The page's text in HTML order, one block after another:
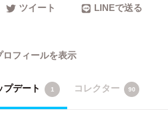
ツイート LINEで送る
ロフィールを表示
プデート 1 コレクター 90